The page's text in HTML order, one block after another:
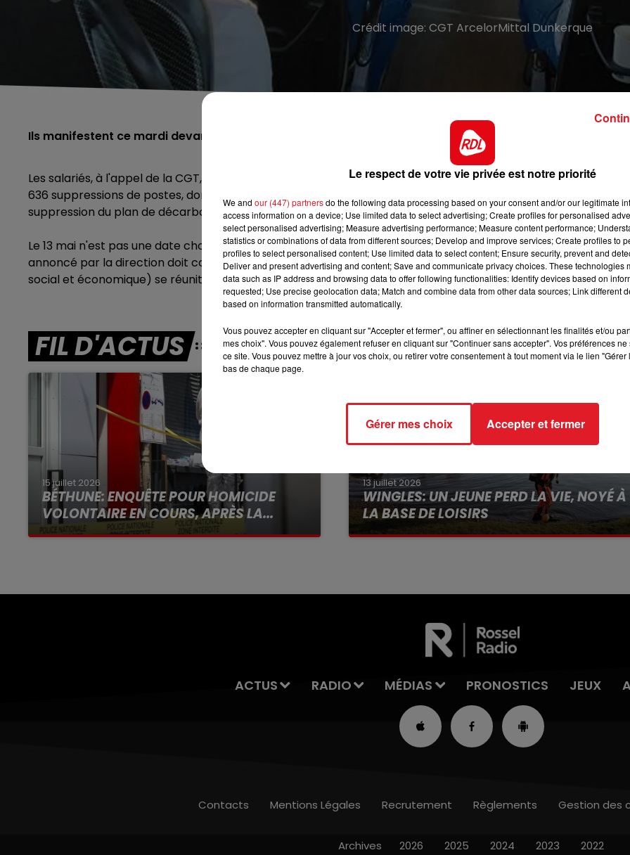
7h00 - 10h00
DEBOUT C'EST L'HEURE
12h00 - 13h00
RDL & VOUS
Crédit image: CGT ArcelorMittal Dunkerque
Ils manifestent ce mardi devant le siège social de l'entreprise
Les salariés, à l'appel de la CGT, manifestent ce mardi, pour protester contre le PSE du sidérurgiste, qui prévoit
636 suppressions de postes, dont 302 pour le seul site de Dunkerque. L'inquiétude est à son apogée, après la
suppression du plan de décarbonation du site.
Le 13 mai n'est pas une date choisie au hasard: C’est ce mardi que le plan de sauvegarde de l’emploi (PSE)
annoncé par la direction doit commencer. Il s’étale sur quatre mois. C’est aussi ce jour que le CSE (comité
social et économique) se réunit.
FIL D'ACTUS
15 juillet 2026
BÉTHUNE: ENQUÊTE POUR HOMICIDE
VOLONTAIRE EN COURS, APRÈS LA...
Selon les premiers éléments, le logement
13 juillet 2026
WINGLES: UN JEUNE PERD LA VIE, NOYÉ À
LA BASE DE LOISIRS
La victime a coulé à pic
ACTUS RADIO MÉDIAS PRONOSTICS JEUX
Contacts Mentions Légales Recrutement Règlements Gestion des
Archives 2026 2025 2024 2023 2022
Le respect de votre vie privée est notre priorité
We and our (447) partnersdo the following data processing based on your consent and/or our legitimate
access information on a device; Use limited data to select advertising; Create profiles for personalised
select personalised advertising; Measure advertising performance; Measure content performance;
statistics or combinations of data from different sources; Develop and improve services; Create profiles to
profiles to select personalised content; Use limited data to select content; Ensure security, prevent and
Deliver and present advertising and content; Save and communicate privacy choices. These technologies
data such as IP address and browsing data to offer following functionalities: Identify devices based on
requested; Use precise geolocation data; Match and combine data from other data sources; Link different
based on information transmitted automatically.
Vous pouvez accepter en cliquant sur "Accepter et fermer", ou affiner en sélectionnant les finalités et/ou
mes choix". Vous pouvez également refuser en cliquant sur "Continuer sans accepter". Vos préférences
ce site. Vous pouvez mettre à jour vos choix, ou retirer votre consentement à tout moment via le lien
bas de chaque page.
Gérer mes choix Accepter et fermer